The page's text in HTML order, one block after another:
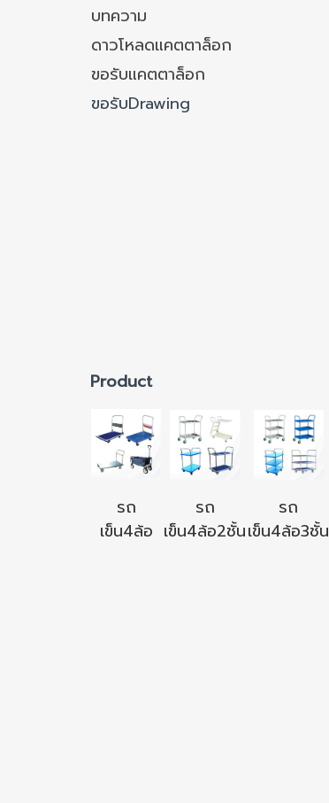
บทความ
ดาวโหลดแคตตาล็อก
ขอรับแคตตาล็อก
ขอรับDrawing
Product
รถ
เข็น4ล้อ
รถ
เข็น4ล้อ2ชั้น
รถ
เข็น4ล้อ3ชั้น